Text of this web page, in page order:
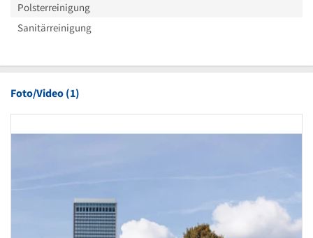
Polsterreinigung
Sanitärreinigung
Foto/Video (1)